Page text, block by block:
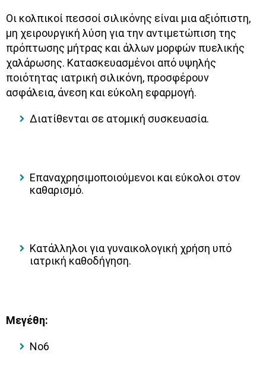
Οι κολπικοί πεσσοί σιλικόνης είναι μια αξιόπιστη,
μη χειρουργική λύση για την αντιμετώπιση της
πρόπτωσης μήτρας και άλλων μορφών πυελικής
χαλάρωσης. Κατασκευασμένοι από υψηλής
ποιότητας ιατρική σιλικόνη, προσφέρουν
ασφάλεια, άνεση και εύκολη εφαρμογή.
Διατίθενται σε ατομική συσκευασία.
Επαναχρησιμοποιούμενοι και εύκολοι στον
καθαρισμό.
Κατάλληλοι για γυναικολογική χρήση υπό
ιατρική καθοδήγηση.
Μεγέθη:
Νo6